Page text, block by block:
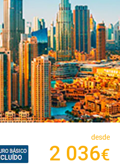
desde
2 036€